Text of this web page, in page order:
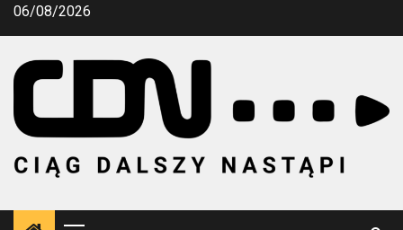
Przejdź
06/08/2026